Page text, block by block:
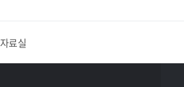
자료실